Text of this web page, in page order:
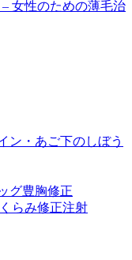
女性のための薄毛治
ン・あご下のしぼう
グ豊胸修正
らみ修正注射